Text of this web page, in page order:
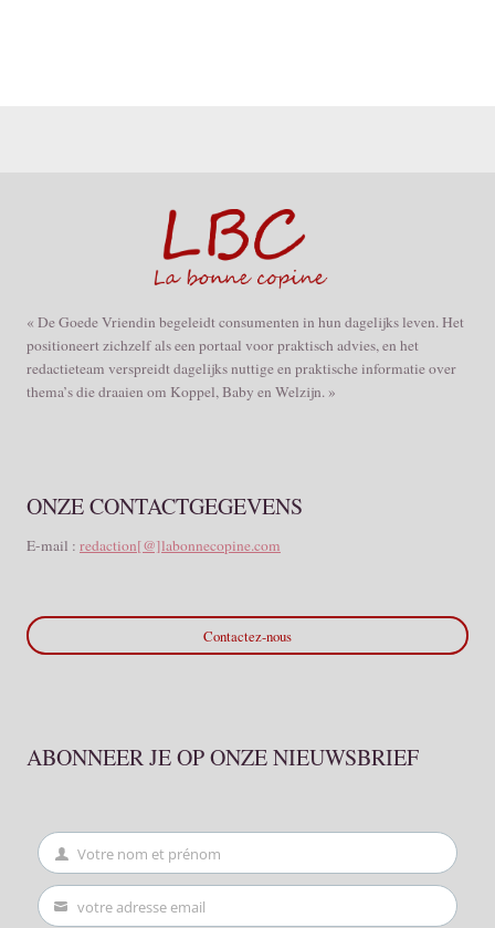
« De Goede Vriendin begeleidt consumenten in hun dagelijks leven. Het
positioneert zichzelf als een portaal voor praktisch advies, en het
redactieteam verspreidt dagelijks nuttige en praktische informatie over
thema’s die draaien om Koppel, Baby en Welzijn. »
ONZE CONTACTGEGEVENS
E-mail : redaction[@]labonnecopine.com
Contactez-nous
ABONNEER JE OP ONZE NIEUWSBRIEF
First
Name
Votre nom et prénom
Your votre adresse email